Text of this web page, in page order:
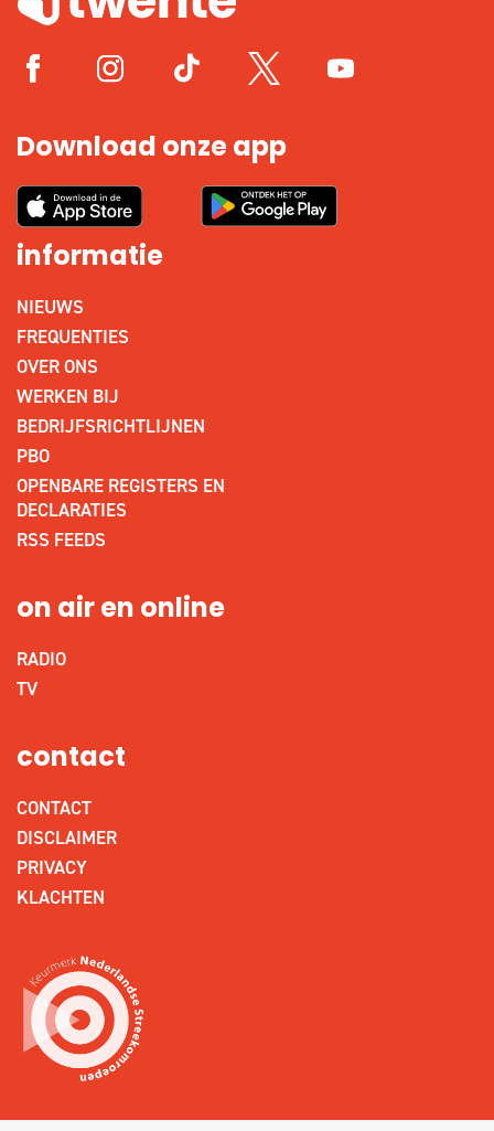
Download onze app
informatie
NIEUWS
FREQUENTIES
OVER ONS
WERKEN BIJ
BEDRIJFSRICHTLIJNEN
PBO
OPENBARE REGISTERS EN
DECLARATIES
RSS FEEDS
on air en online
RADIO
TV
contact
CONTACT
DISCLAIMER
PRIVACY
KLACHTEN